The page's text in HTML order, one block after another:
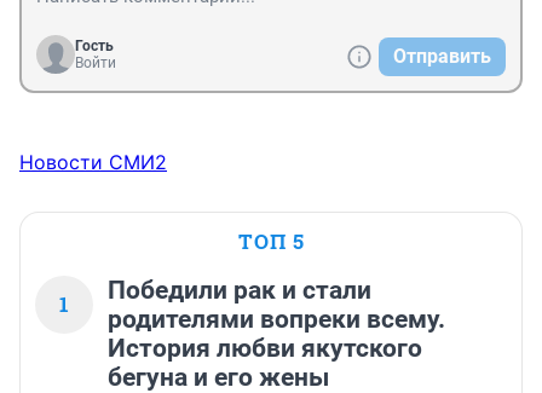
Гость
Войти
Отправить
Новости СМИ2
ТОП 5
1
Победили рак и стали
родителями вопреки всему.
История любви якутского
бегуна и его жены